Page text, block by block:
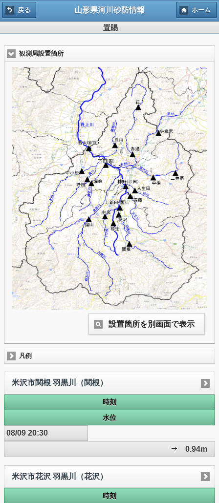
戻る 山形県河川砂防情報 ホーム
置賜
観測局設置箇所
設置箇所を別画面で表示
凡例
米沢市関根 羽黒川（関根）
時刻
水位
08/09 20:30
0.94m
米沢市花沢 羽黒川（花沢）
時刻